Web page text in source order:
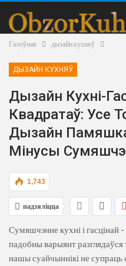
Галоўная дызайн кухняў
ДЫЗАЙН КУХНЯЎ
Дызайн Кухні-
Квадратаў: Усе
Дызайн
Мінусы
1,743
падзяліцца
Сумяшчэнне кухні і гасцінай
падобны варыянт разглядаўся
нашы суайчыннікі не супраць